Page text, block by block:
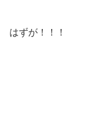
はずが！！！